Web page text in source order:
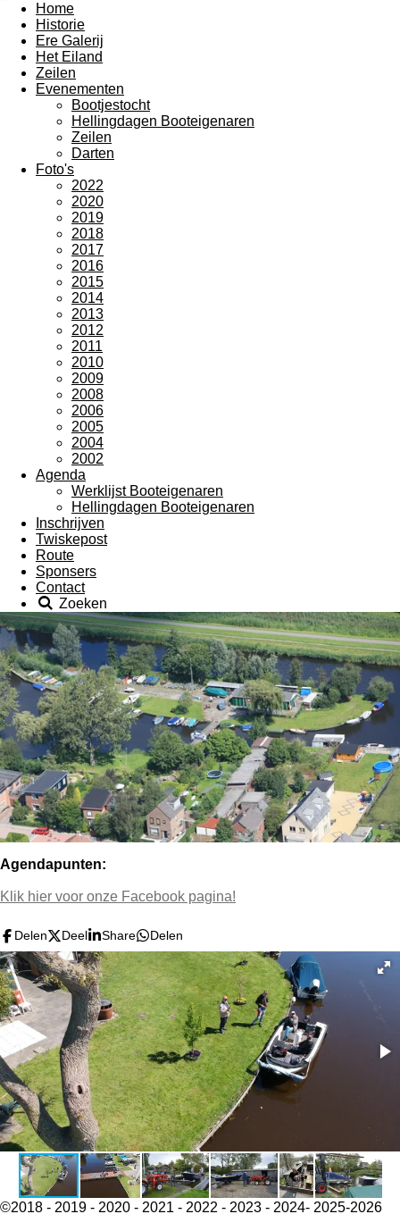
Home
Historie
Ere Galerij
Het Eiland
Zeilen
Evenementen
Bootjestocht
Hellingdagen Booteigenaren
Zeilen
Darten
Foto's
2022
2020
2019
2018
2017
2016
2015
2014
2013
2012
2011
2010
2009
2008
2006
2005
2004
2002
Agenda
Werklijst Booteigenaren
Hellingdagen Booteigenaren
Inschrijven
Twiskepost
Route
Sponsers
Contact
Zoeken
Agendapunten:
Klik hier voor onze Facebook pagina!
Delen Deel Share Delen
©2018 - 2019 - 2020 - 2021 - 2022 - 2023 - 2024- 2025-2026